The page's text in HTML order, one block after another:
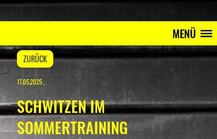
MENÜ
ZURÜCK
17.05.2025,
SCHWITZEN IM
SOMMERTRAINING